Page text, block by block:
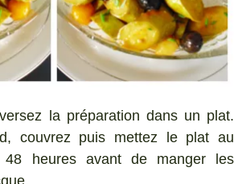
la préparation dans un plat.
couvrez puis mettez le plat au
48 heures avant de manger les